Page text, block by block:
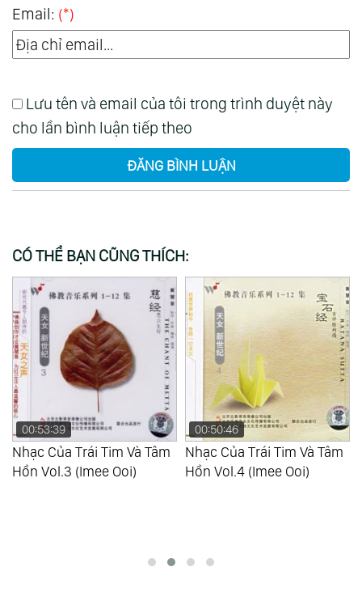
Email: (*)
Lưu tên và email của tôi trong trình duyệt này
cho lần bình luận tiếp theo
ĐĂNG BÌNH LUẬN
CÓ THỂ BẠN CŨNG THÍCH:
00:50:46
Nhạc Của Trái Tim Và Tâm
Hồn Vol.4 (Imee Ooi)